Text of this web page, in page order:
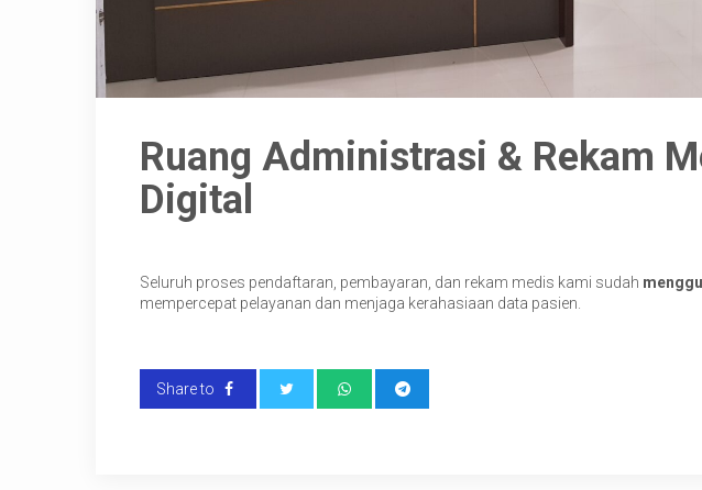
Ruang Administrasi & Rekam
Digital
Seluruh proses pendaftaran, pembayaran, dan rekam medis kami sudah
mempercepat pelayanan dan menjaga kerahasiaan data pasien.
Share to